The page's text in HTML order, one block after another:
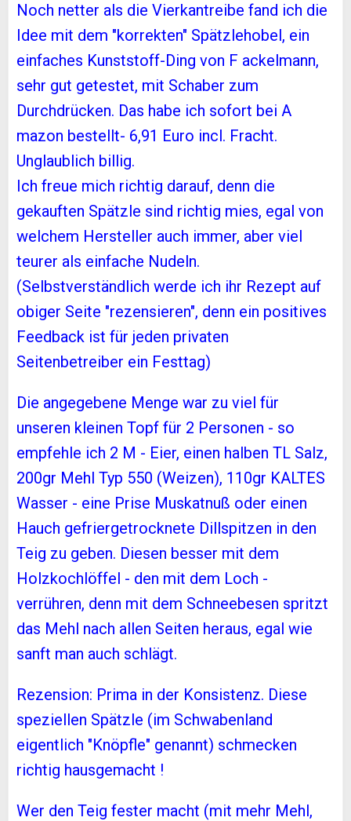
Noch netter als die Vierkantreibe fand ich die
Idee mit dem "korrekten" Spätzlehobel, ein
einfaches Kunststoff-Ding von F ackelmann,
sehr gut getestet, mit Schaber zum
Durchdrücken. Das habe ich sofort bei A
mazon bestellt- 6,91 Euro incl. Fracht.
Unglaublich billig.
Ich freue mich richtig darauf, denn die
gekauften Spätzle sind richtig mies, egal von
welchem Hersteller auch immer, aber viel
teurer als einfache Nudeln.
(Selbstverständlich werde ich ihr Rezept auf
obiger Seite "rezensieren", denn ein positives
Feedback ist für jeden privaten
Seitenbetreiber ein Festtag)
Die angegebene Menge war zu viel für
unseren kleinen Topf für 2 Personen - so
empfehle ich 2 M - Eier, einen halben TL Salz,
200gr Mehl Typ 550 (Weizen), 110gr KALTES
Wasser - eine Prise Muskatnuß oder einen
Hauch gefriergetrocknete Dillspitzen in den
Teig zu geben. Diesen besser mit dem
Holzkochlöffel - den mit dem Loch -
verrühren, denn mit dem Schneebesen spritzt
das Mehl nach allen Seiten heraus, egal wie
sanft man auch schlägt.
Rezension: Prima in der Konsistenz. Diese
speziellen Spätzle (im Schwabenland
eigentlich "Knöpfle" genannt) schmecken
richtig hausgemacht !
Wer den Teig fester macht (mit mehr Mehl,